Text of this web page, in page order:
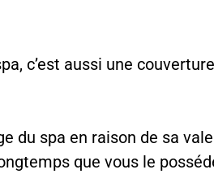
c’est aussi une
du spa en raison de sa
que vous le